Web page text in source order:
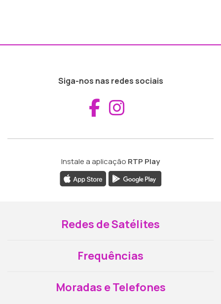
Siga-nos nas redes sociais
Aceder ao
Instale a aplicação RTP Play
Redes de Satélites
Frequências
Moradas e Telefones